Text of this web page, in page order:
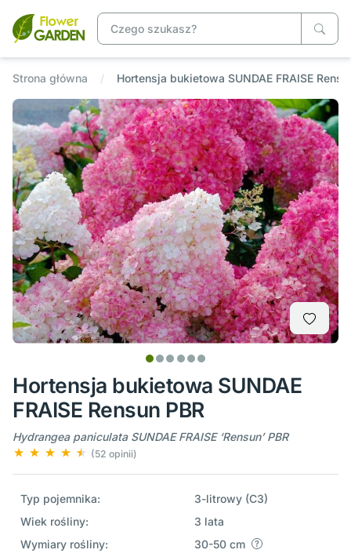
Strona główna Hortensja bukietowa SUNDAE FRAISE
Hortensja bukietowa SUNDAE
FRAISE Rensun PBR
Hydrangea paniculata SUNDAE FRAISE ‘Rensun’ PBR
(52 opinii)
Typ pojemnika:
3-litrowy (C3)
Wiek rośliny:
3 lata
Wymiary rośliny:
30-50 cm